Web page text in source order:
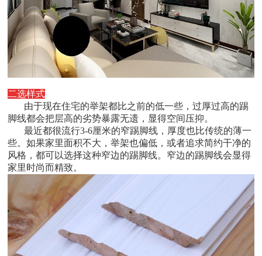
二选样式
由于现在住宅的举架都比之前的低一些，过厚过高的踢
脚线都会把层高的劣势暴露无遗，显得空间压抑。
最近都很流行3-6厘米的窄踢脚线，厚度也比传统的薄一
些。如果家里面积不大，举架也偏低，或者追求简约干净的
风格，都可以选择这种窄边的踢脚线。窄边的踢脚线会显得
家里时尚而精致。